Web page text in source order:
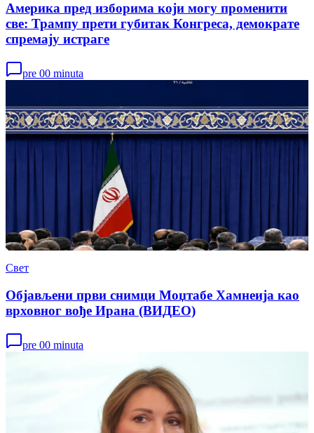
Америка пред изборима који могу променити
све: Трампу прети губитак Конгреса, демократе
спремају истраге
pre 00 minuta
Свет
Објављени први снимци Моџтабе Хамнеија као
врховног вође Ирана (ВИДЕО)
pre 00 minuta